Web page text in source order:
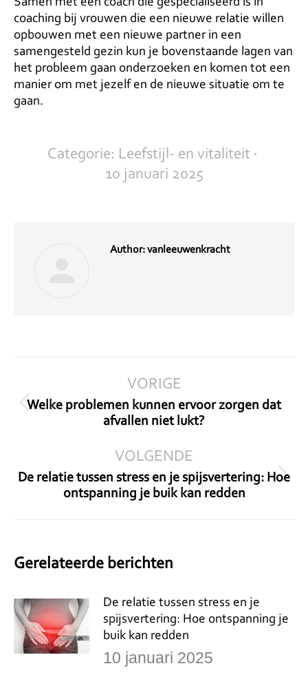
coaching bij vrouwen die een nieuwe relatie willen
opbouwen met een nieuwe partner in een
samengesteld gezin kun je bovenstaande lagen van
het probleem gaan onderzoeken en komen tot een
manier om met jezelf en de nieuwe situatie om te
gaan.
Categorie: Leefstijl- en vitaliteit
10 januari 2025
Author:vanleeuwenkracht
navigatie
VORIGE
Vorig
bericht
Welke problemen kunnen ervoor zorgen dat
afvallen niet lukt?
VOLGENDE
Volgend
bericht
De relatie tussen stress en je spijsvertering: Hoe
ontspanning je buik kan redden
Gerelateerde berichten
De relatie tussen stress en je
spijsvertering: Hoe ontspanning je
buik kan redden
10 januari 2025